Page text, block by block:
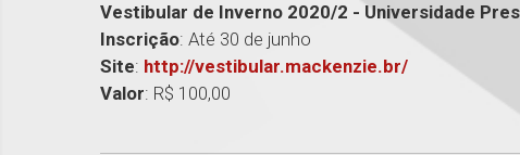
Vestibular de Inverno 2020/2 - Universidade
Inscrição: Até 30 de junho
Site: http://vestibular.mackenzie.br/
Valor: R$ 100,00